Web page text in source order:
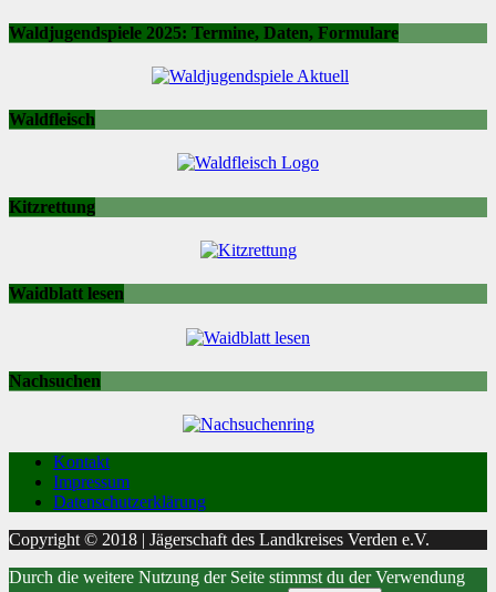
Waldjugendspiele 2025: Termine, Daten, Formulare
Waldfleisch
Kitzrettung
Waidblatt lesen
Nachsuchen
Kontakt
Impressum
Datenschutzerklärung
Copyright © 2018 | Jägerschaft des Landkreises Verden e.V.
Durch die weitere Nutzung der Seite stimmst du der Verwendung